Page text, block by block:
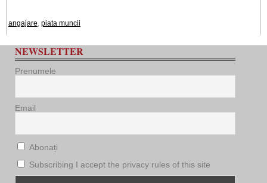
angajare, piata muncii
NEWSLETTER
Prenumele
Email
Abonați
Subscribing I accept the privacy rules of this site